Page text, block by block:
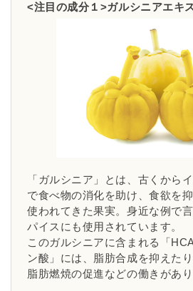
<注目の成分１>ガルシニアエキ
「ガルシニア」とは、古くから
で食べ物の消化を助け、食欲を
使われてきた果実。身近な例で
パイスにも使用されています。
このガルシニアに含まれる「
ン酸」には、脂肪合成を抑えた
脂肪燃焼の促進などの働きがあり